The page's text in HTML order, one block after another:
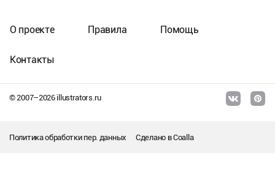
© 2007–2026illustrators.ru
О проекте Правила Помощь
Контакты
Политика обработки пер. данных Сделано вCoalla